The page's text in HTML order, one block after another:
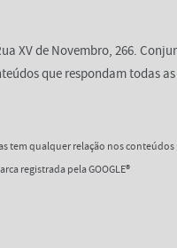
XV de Novembro, 266.
que respondam todas
tem qualquer relação nos
registrada pela GOOGLE®